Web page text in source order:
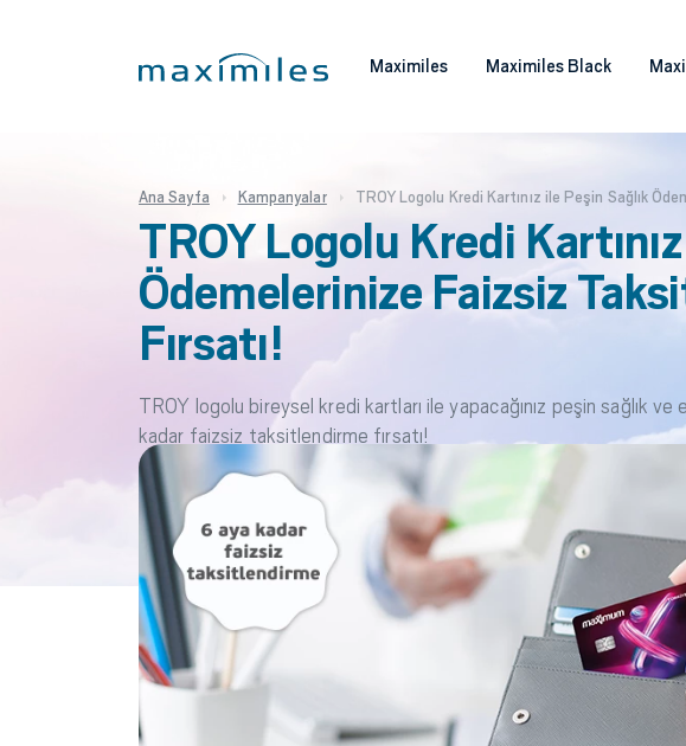
Maximiles Maximiles Black
Ana Sayfa Kampanyalar TROY Logolu Kredi Kartınız ile Peşin Sağlık
TROY Logolu Kredi
Ödemelerinize Faizsiz
Fırsatı!
TROY logolu bireysel kredi kartları ile yapacağınız peşin sağlık ve
kadar faizsiz taksitlendirme fırsatı!